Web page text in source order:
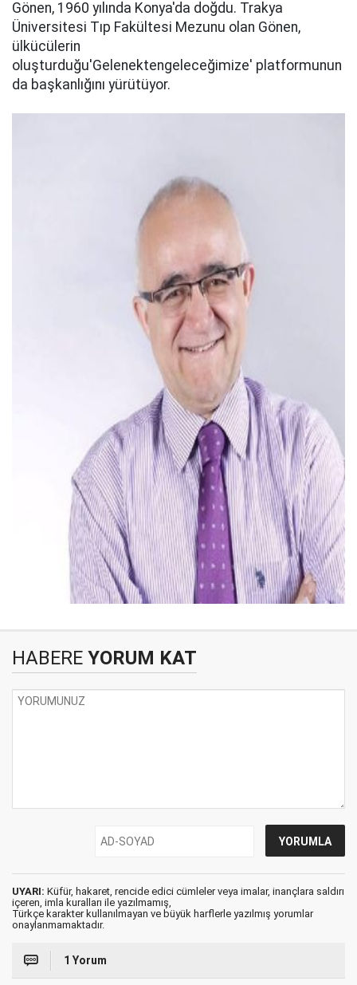
Gönen, 1960 yılında Konya'da doğdu. Trakya
Üniversitesi Tıp Fakültesi Mezunu olan Gönen,
ülkücülerin
oluşturduğu'Gelenektengeleceğimize' platformunun
da başkanlığını yürütüyor.
HABERE YORUM KAT
UYARI: Küfür, hakaret, rencide edici cümleler veya imalar, inançlara saldırı
içeren, imla kuralları ile yazılmamış,
Türkçe karakter kullanılmayan ve büyük harflerle yazılmış yorumlar
onaylanmamaktadır.
1 Yorum